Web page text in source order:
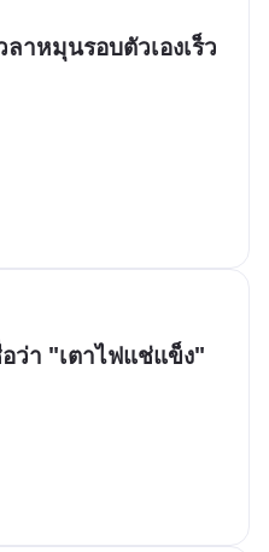
ลาหมุนรอบตัวเองเร็ว
ว่า "เตาไฟแช่แข็ง"